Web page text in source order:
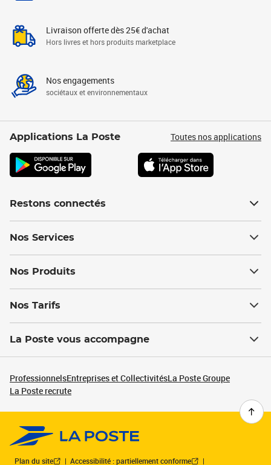
Livraison offerte dès 25€ d'achat
Hors livres et hors produits marketplace
Nos engagements
sociétaux et environnementaux
Applications La Poste Toutes nos applications
Restons connectés
Nos Services
Nos Produits
Nos Tarifs
La Poste vous accompagne
ProfessionnelsEntreprises et CollectivitésLa Poste Groupe
La Poste recrute
Plan du site Accessibilité : partiellement conforme